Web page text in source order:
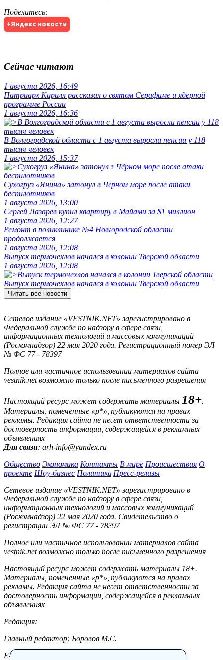
Поделитесь:
+Яндекс новости
Сейчас читают
1 августа 2026, 16:49
Патриарх Кирилл рассказал о святом Серафиме и ядерной
программе России
1 августа 2026, 16:36
В Волгоградской области с 1 августа выросли пенсии у 118
тысяч человек
1 августа 2026, 15:37
Сухогруз «Янина» затонул в Чёрном море после атаки
беспилотников
1 августа 2026, 13:00
Сергей Лазарев купил квартиру в Майами за $1 миллион
1 августа 2026, 12:27
Ремонт в поликлинике №4 Новгородской области
продолжается
1 августа 2026, 12:08
Выпуск термочехлов начался в колонии Тверской области
1 августа 2026, 12:08
Выпуск термочехлов начался в колонии Тверской области
Читать все новости
Сетевое издание «VESTNIK.NET» зарегистрировано в
Федеральной службе по надзору в сфере связи,
информационных технологий и массовых коммуникаций
(Роскомнадзор) 22 мая 2020 года. Регистрационный номер ЭЛ
№ ФС 77 - 78397
Полное или частичное использовании материалов сайта
vestnik.net возможно только после письменного разрешения
Настоящий ресурс может содержать материалы 18+.
Материалы, помеченные «р*», публикуются на правах
рекламы. Редакция сайта не несет ответственности за
достоверность информации, содержащейся в рекламных
объявлениях
Для связи: arh-info@yandex.ru
Общество Экономика Контакты В мире Происшествия О
проекте Шоу-бизнес Политика Пресс-релизы
Сетевое издание «VESTNIK.NET» зарегистрировано в
Федеральной службе по надзору в сфере связи,
информационных технологий и массовых коммуникаций
(Роскомнадзор) 22 мая 2020 года. Свидетельство о
регистрации ЭЛ № ФС 77 - 78397
Полное или частичное использовании материалов сайта
vestnik.net возможно только после письменного разрешения
Настоящий ресурс может содержать материалы 18+.
Материалы, помеченные «р*», публикуются на правах
рекламы. Редакция сайта не несет ответственности за
достоверность информации, содержащейся в рекламных
объявлениях
Редакция:
Главный редактор: Боровов М.С.
E-mail: site@vestnik.net, reb.msk@yandex.ru